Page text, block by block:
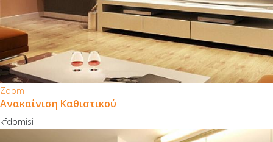
Zoom
Ανακαίνιση Καθιστικού
kfdomisi